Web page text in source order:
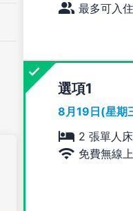
最多可入
選項
8月19日(星期
2 張單人
免費無線